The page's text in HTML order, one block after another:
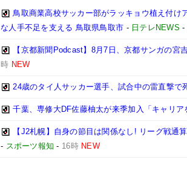
鳥取商業高校サッカー部がラッキョウ植え付
な人手不足を支える 鳥取県鳥取市 - 日テレNEWS -
【京都新聞Podcast】8月7日、京都サンガの
時 NEW
24歳のタイ人サッカー選手、試合中の雷直撃
千葉、専修大DF佐藤柚太が来季加入「キャリ
【J2札幌】自身の節目は関係なし! リーグ戦
- スポーツ報知 - 16時 NEW